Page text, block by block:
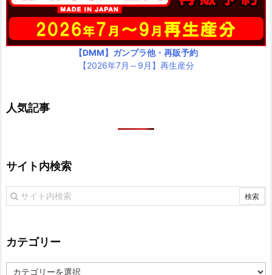
【DMM】ガンプラ他・再販予約
【2026年7月～9月】再生産分
人気記事
サイト内検索
カテゴリー